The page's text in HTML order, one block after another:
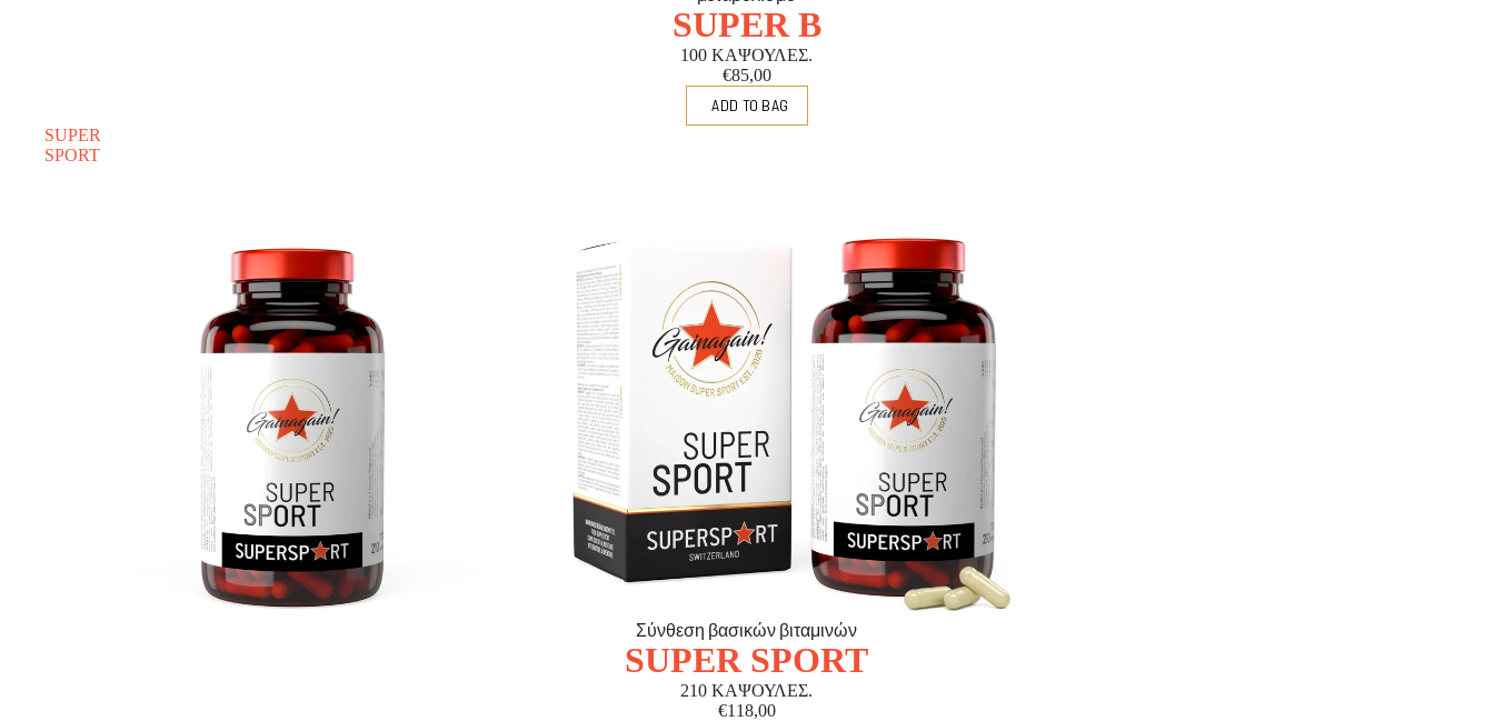
SUPER B
100 ΚΑΨΟΥΛΕΣ.
€85,00
SUPER
SPORT
Σύνθεση βασικών βιταμινών
SUPER SPORT
210 ΚΑΨΟΥΛΕΣ.
€118,00